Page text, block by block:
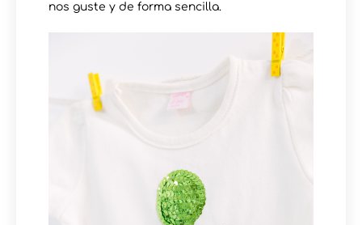
nos guste y de forma sencilla.